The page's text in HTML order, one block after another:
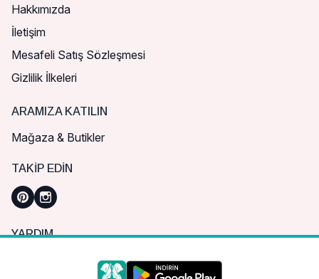
Hakkımızda
İletişim
Mesafeli Satış Sözleşmesi
Gizlilik İlkeleri
ARAMIZA KATILIN
Mağaza & Butikler
TAKIP EDIN
YARDIM
Sık Sorulan Sorular